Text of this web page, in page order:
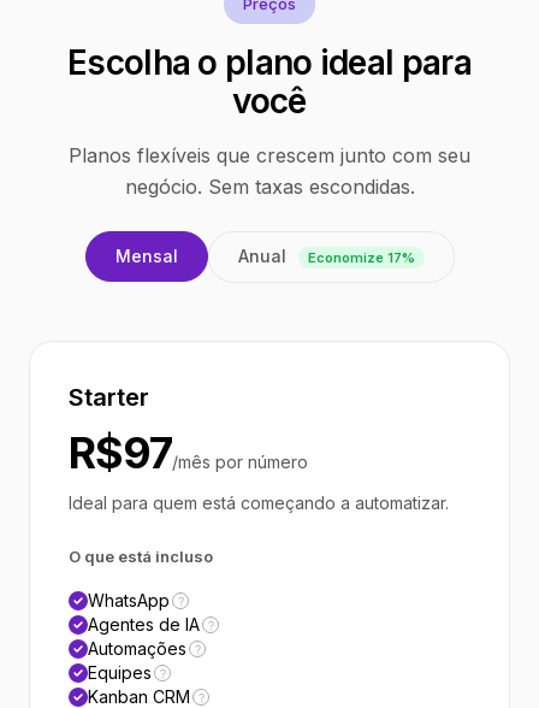
Escolha o plano ideal para
você
Planos flexíveis que crescem junto com seu
negócio. Sem taxas escondidas.
Mensal Anual Economize 17%
Starter
R$97/mês por número
Ideal para quem está começando a automatizar.
O que está incluso
WhatsApp ?
Agentes de IA ?
Automações ?
Equipes ?
Kanban CRM ?